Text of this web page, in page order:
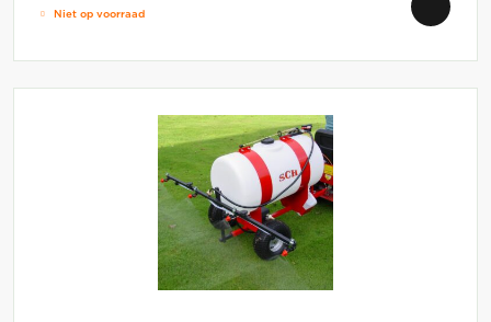
Niet op voorraad